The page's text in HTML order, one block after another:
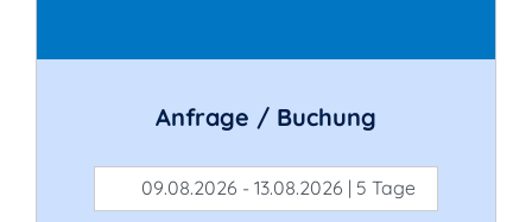
Anfrage / Buchung
09.08.2026 - 13.08.2026 | 5 Tage